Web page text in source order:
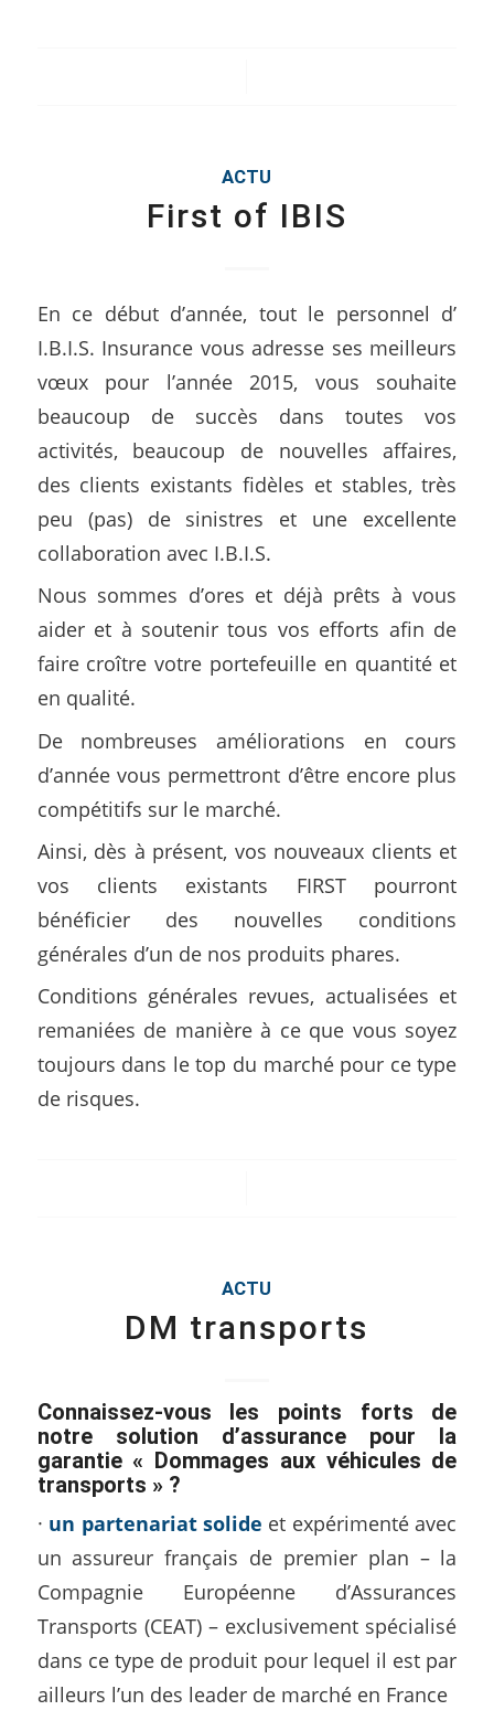
ACTU
First of IBIS
En ce début d’année, tout le personnel d’
I.B.I.S. Insurance vous adresse ses meilleurs
vœux pour l’année 2015, vous souhaite
beaucoup de succès dans toutes vos
activités, beaucoup de nouvelles affaires,
des clients existants fidèles et stables, très
peu (pas) de sinistres et une excellente
collaboration avec I.B.I.S.
Nous sommes d’ores et déjà prêts à vous
aider et à soutenir tous vos efforts afin de
faire croître votre portefeuille en quantité et
en qualité.
De nombreuses améliorations en cours
d’année vous permettront d’être encore plus
compétitifs sur le marché.
Ainsi, dès à présent, vos nouveaux clients et
vos clients existants FIRST pourront
bénéficier des nouvelles conditions
générales d’un de nos produits phares.
Conditions générales revues, actualisées et
remaniées de manière à ce que vous soyez
toujours dans le top du marché pour ce type
de risques.
ACTU
DM transports
Connaissez-vous les points forts de
notre solution d’assurance pour la
garantie « Dommages aux véhicules de
transports » ?
· un partenariat solide et expérimenté avec
un assureur français de premier plan – la
Compagnie Européenne d’Assurances
Transports (CEAT) – exclusivement spécialisé
dans ce type de produit pour lequel il est par
ailleurs l’un des leader de marché en France